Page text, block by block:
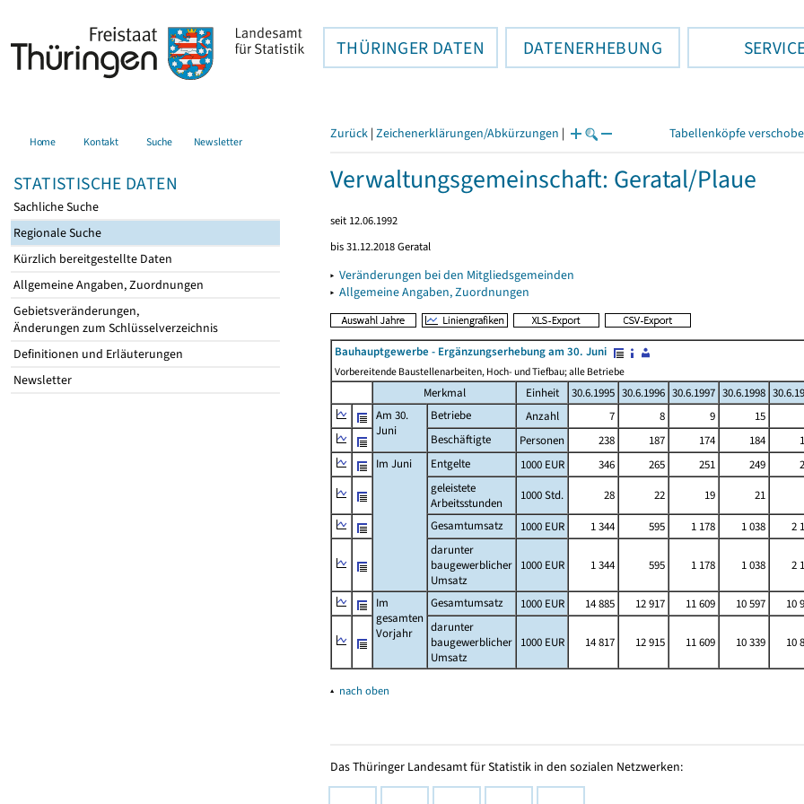
THÜRINGER DATEN DATENERHEBUNG
Home Kontakt Suche Newsletter
STATISTISCHE DATEN
Sachliche Suche
Regionale Suche
Kürzlich bereitgestellte Daten
Allgemeine Angaben, Zuordnungen
Gebietsveränderungen,
Änderungen zum Schlüsselverzeichnis
Definitionen und Erläuterungen
Newsletter
Zurück | Zeichenerklärungen/Abkürzungen | Tabellenköpfe
Verwaltungsgemeinschaft: Geratal/Plaue
seit 12.06.1992
bis 31.12.2018 Geratal
▸ Veränderungen bei den Mitgliedsgemeinden
▸ Allgemeine Angaben, Zuordnungen
Bauhauptgewerbe - Ergänzungserhebung am 30. Juni
Vorbereitende Baustellenarbeiten, Hoch- und Tiefbau; alle Betriebe
Merkmal Einheit 30.6.1995 30.6.1996 30.6.1997 30.6.1998
Am 30.
Juni
Betriebe Anzahl 7 8 9 15
Beschäftigte
Personen 238 187 174 184
Im Juni
Entgelte 1000 EUR 346 265 251 249
geleistete
Arbeitsstunden
1000 Std. 28 22 19 21
Gesamtumsatz
1000 EUR 1 344 595 1 178 1 038 2
darunter
baugewerblicher
Umsatz
1000 EUR 1 344 595 1 178 1 038 2
Im
gesamten
Vorjahr
Gesamtumsatz 1000 EUR 14 885 12 917 11 609 10 597 10
darunter
baugewerblicher
Umsatz
1000 EUR 14 817 12 915 11 609 10 339 10
▴ nach oben
Das Thüringer Landesamt für Statistik in den sozialen Netzwerken: